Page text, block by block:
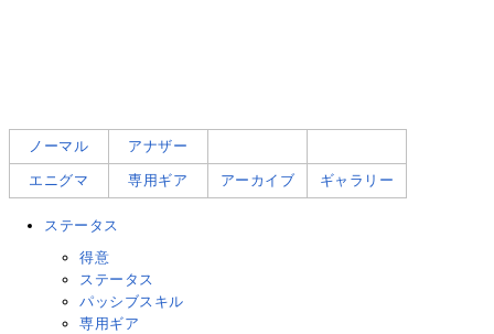
ノーマル アナザー
エニグマ 専用ギア アーカイブ ギャラリー
ステータス
得意
ステータス
パッシブスキル
専用ギア